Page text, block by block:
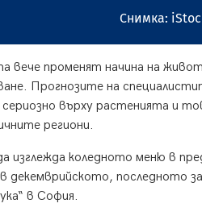
Снимка:
вече променят начина на
Прогнозите на
върху растенията и
региони.
изглежда коледното меню в
декемврийското, последното
в София.